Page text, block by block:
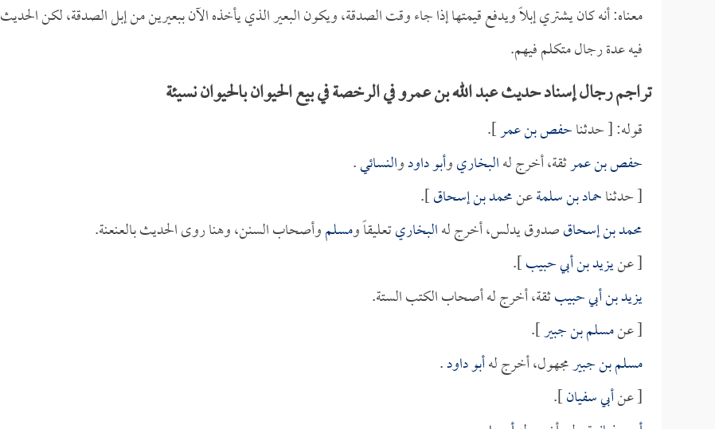
معناه: أنه كان يشتري إبلاً ويدفع قيمتها إذا جاء وقت الصدقة، ويكون البعير الذي يأخذه الآن ببعيرين من إبل الصدقة، لكن الحديث
فيه عدة رجال متكلم فيهم.
تراجم رجال إسناد حديث عبد الله بن عمرو في الرخصة في بيع الحيوان بالحيوان نسيئة
قوله: [ حدثناحفص بن عمر].
حفص بن عمرثقة، أخرج لهالبخاريوأبو داودوالنسائي.
[ حدثناحماد بن سلمةعنمحمد بن إسحاق].
محمد بن إسحاقصدوق يدلس، أخرج لهالبخاريتعليقاً ومسلموأصحاب السنن، وهنا روى الحديث بالعنعنة.
[ عنيزيد بن أبي حبيب].
يزيد بن أبي حبيبثقة، أخرج له أصحاب الكتب الستة.
[ عنمسلم بن جبير].
مسلم بن جبيرمجهول، أخرج لهأبو داود.
[ عنأبي سفيان].